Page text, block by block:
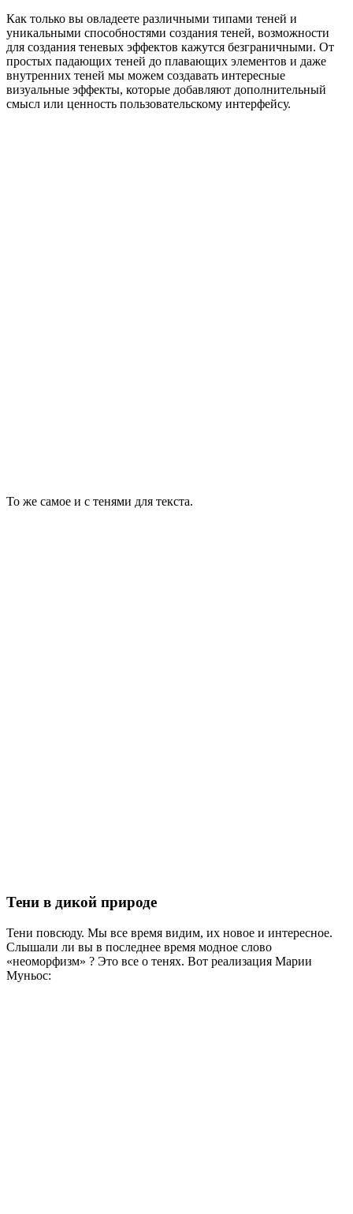
Как только вы овладеете различными типами теней и
уникальными способностями создания теней, возможности
для создания теневых эффектов кажутся безграничными. От
простых падающих теней до плавающих элементов и даже
внутренних теней мы можем создавать интересные
визуальные эффекты, которые добавляют дополнительный
смысл или ценность пользовательскому интерфейсу.
То же самое и с тенями для текста.
Тени в дикой природе
Тени повсюду. Мы все время видим, их новое и интересное.
Слышали ли вы в последнее время модное слово
«неоморфизм» ? Это все о тенях. Вот реализация Марии
Муньос: